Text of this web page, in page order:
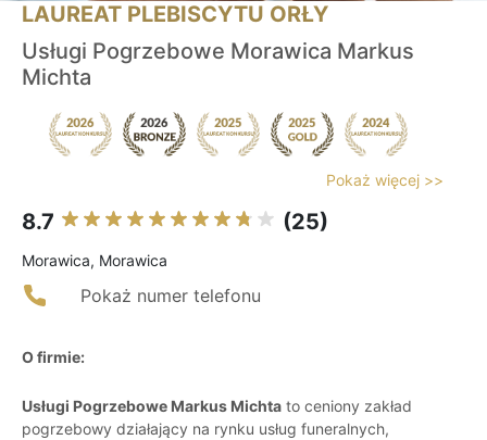
LAUREAT PLEBISCYTU ORŁY
Usługi Pogrzebowe Morawica Markus
Michta
Pokaż więcej >>
8.7 (25)
Morawica, Morawica
Pokaż numer telefonu
O firmie:
Usługi Pogrzebowe Markus Michta to ceniony zakład
pogrzebowy działający na rynku usług funeralnych,